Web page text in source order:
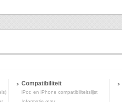
Compatibiliteit
iPod en iPhone compatibiliteitslijst